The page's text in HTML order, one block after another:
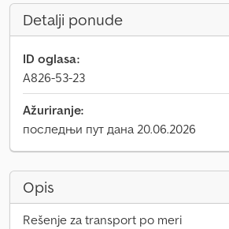
Detalji ponude
ID oglasa:
A826-53-23
Ažuriranje:
последњи пут дана 20.06.2026
Opis
Rešenje za transport po meri